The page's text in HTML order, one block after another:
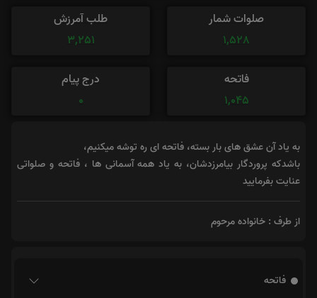
صلوات شمار
1,528
طلب آمرزش
3,251
فاتحه
1,045
درج پیام
0
به یاد آن عشق های بار بسته، فاتحه ای ره توشه میکنیم،
باشدکه پروردگار بیامرزدشان، به یاد همه آسمانی ها ، فاتحه و صلواتی
عنایت بفرمایید
از طرف : خانواده مرحوم
فاتحه